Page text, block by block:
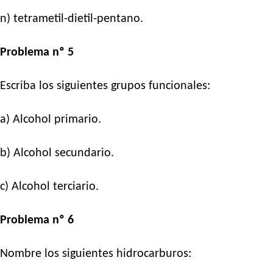
n) tetrametil-dietil-pentano.
Problema nº 5
Escriba los siguientes grupos funcionales:
a) Alcohol primario.
b) Alcohol secundario.
c) Alcohol terciario.
Problema nº 6
Nombre los siguientes hidrocarburos: